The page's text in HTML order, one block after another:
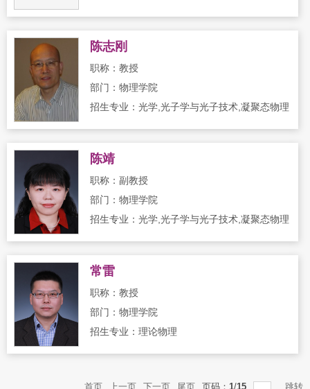
陈志刚
职称：教授
部门：物理学院
招生专业：光学,光子学与光子技术,凝聚态物理
陈靖
职称：副教授
部门：物理学院
招生专业：光学,光子学与光子技术,凝聚态物理
常雷
职称：教授
部门：物理学院
招生专业：理论物理
首页 上一页 下一页 尾页 页码： 1/15 跳转